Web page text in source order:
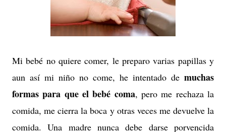
Mi bebé no quiere comer, le preparo varias papillas y
aun así mi niño no come, he intentado de muchas
formas para que el bebé coma, pero me rechaza la
comida, me cierra la boca y otras veces me devuelve la
comida. Una madre nunca debe darse porvencida